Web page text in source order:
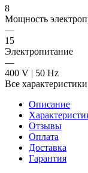
8
Мощность
—
15
Электропитание
—
400 V | 50 Hz
Все характеристики
Описание
Отзывы
Оплата
Доставка
Гарантия